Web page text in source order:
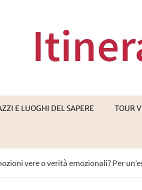
E LUOGHI DEL SAPERE TOUR
vere o verità emozionali? Per